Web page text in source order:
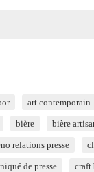
art contemporain
bière bière
relations presse
de presse craft